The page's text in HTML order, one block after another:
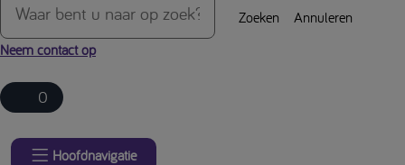
Zoeken
Annuleren
Neem contact op
0
Hoofdnavigatie